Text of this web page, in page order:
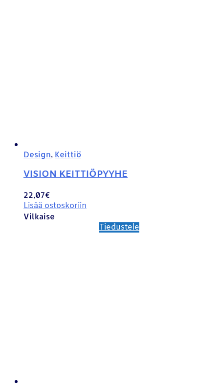
Design, Keittiö
VISION KEITTIÖPYYHE
22,07€
Lisää ostoskoriin
Vilkaise
Tiedustele